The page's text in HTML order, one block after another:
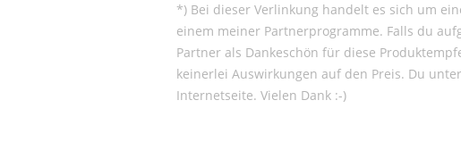
*) Bei dieser Verlinkung handelt es sich um
einem meiner Partnerprogramme. Falls du
Partner als Dankeschön für diese
keinerlei Auswirkungen auf den Preis. Du
Internetseite. Vielen Dank :-)